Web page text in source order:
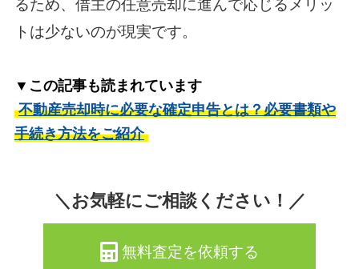
るため、借主の任意売却に進んで応じるメリッ
トは少ないのが現実です。
▼この記事も読まれています
不動産売却時に必要な確定申告とは？必要書類や
手続き方法をご紹介
＼お気軽にご相談ください！／
無料査定を依頼する